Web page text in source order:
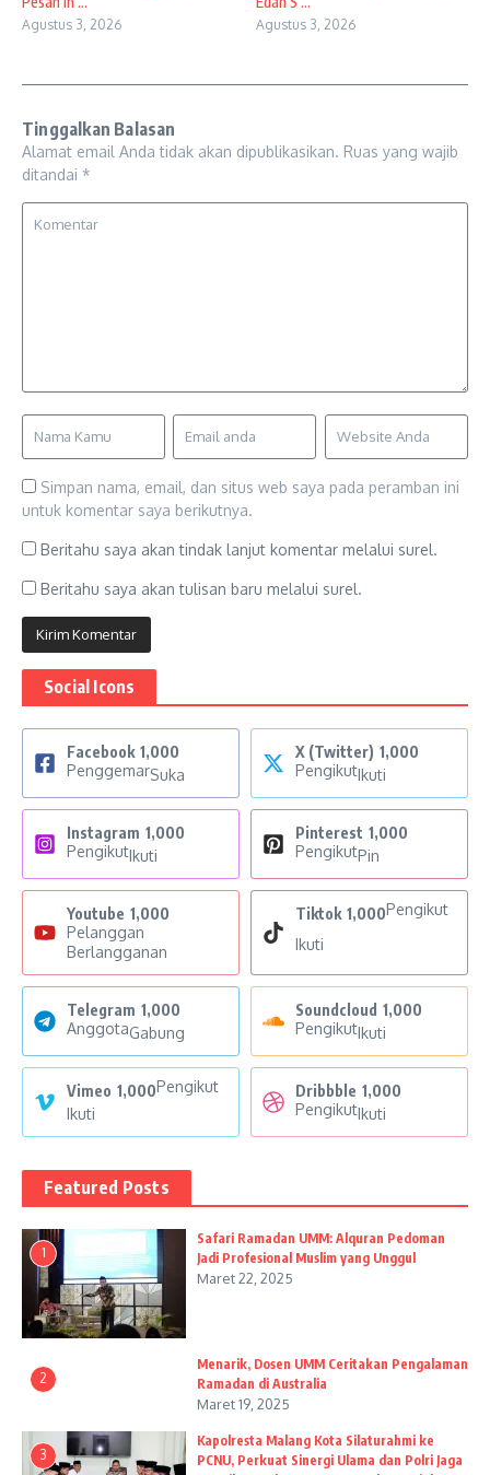
Agustus 3, 2026 Agustus 3, 2026
Tinggalkan Balasan
Alamat email Anda tidak akan dipublikasikan. Ruas yang wajib
ditandai *
Simpan nama, email, dan situs web saya pada peramban ini
untuk komentar saya berikutnya.
Beritahu saya akan tindak lanjut komentar melalui surel.
Beritahu saya akan tulisan baru melalui surel.
Social Icons
Facebook 1,000
PenggemarSuka
X (Twitter) 1,000
PengikutIkuti
Instagram 1,000
PengikutIkuti
Pinterest 1,000
PengikutPin
Youtube 1,000
Pelanggan
Berlangganan
Tiktok 1,000Pengikut
Ikuti
Telegram 1,000
AnggotaGabung
Soundcloud 1,000
PengikutIkuti
Vimeo 1,000Pengikut
Ikuti
Dribbble 1,000
PengikutIkuti
Featured Posts
1
Safari Ramadan UMM: Alquran Pedoman
Jadi Profesional Muslim yang Unggul
Maret 22, 2025
2
Menarik, Dosen UMM Ceritakan Pengalaman
Ramadan di Australia
Maret 19, 2025
3
Kapolresta Malang Kota Silaturahmi ke
PCNU, Perkuat Sinergi Ulama dan Polri Jaga